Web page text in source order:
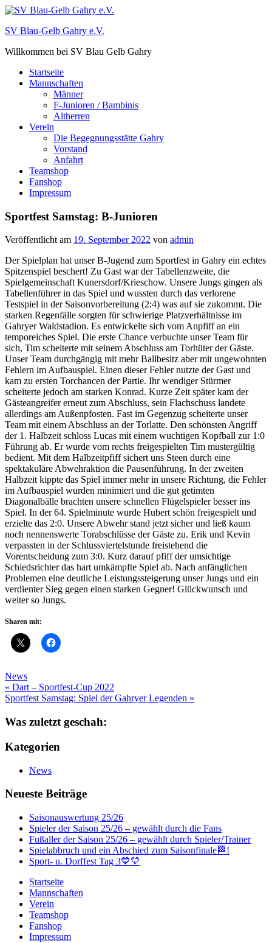
Zum
springen
SV Blau-Gelb Gahry e.V.
Willkommen bei SV Blau Gelb Gahry
Startseite
Mannschaften
Männer
F-Junioren / Bambinis
Altherren
Verein
Die Begegnungsstätte Gahry
Vorstand
Anfahrt
Teamshop
Fanshop
Impressum
Sportfest Samstag: B-Junioren
Veröffentlicht am 19. September 2022 von admin
Der Spielplan hat unser B-Jugend zum Sportfest in Gahry ein echtes
Spitzenspiel beschert! Zu Gast war der Tabellenzweite, die
Spielgemeinschaft Kunersdorf/Krieschow. Unsere Jungs gingen als
Tabellenführer in das Spiel und wussten durch das verlorene
Testspiel in der Saisonvorbereitung (2:4) was auf sie zukommt. Die
starken Regenfälle sorgten für schwierige Platzverhältnisse im
Gahryer Waldstadion. Es entwickelte sich vom Anpfiff an ein
temporeiches Spiel. Die erste Chance verbuchte unser Team für
sich, Tim scheiterte mit seinem Abschluss am Torhüter der Gäste.
Unser Team durchgängig mit mehr Ballbesitz aber mit ungewohnten
Fehlern im Aufbauspiel. Einen dieser Fehler nutzte der Gast und
kam zu ersten Torchancen der Partie. Ihr wendiger Stürmer
scheiterte jedoch am starken Konrad. Kurze Zeit später kam der
Gästeangreifer erneut zum Abschluss, sein Flachschuss landete
allerdings am Außenpfosten. Fast im Gegenzug scheiterte unser
Team mit einem Abschluss an der Torlatte. Den schönsten Angriff
der 1. Halbzeit schloss Lucas mit einem wuchtigen Kopfball zur 1:0
Führung ab. Er wurde vom rechts freigespielten Tim mustergültig
bedient. Mit dem Halbzeitpfiff sichert uns Steen durch eine
spektakuläre Abwehraktion die Pausenführung. In der zweiten
Halbzeit kippte das Spiel immer mehr in unsere Richtung, die Fehler
im Aufbauspiel wurden minimiert und die gut getimten
Diagonalbälle brachten unsere schnellen Flügelspieler besser ins
Spiel. In der 64. Spielminute wurde Hubert schön freigespielt und
erzielte das 2:0. Unsere Abwehr stand jetzt sicher und ließ kaum
noch nennenswerte Torabschlüsse der Gäste zu. Erik und Kevin
verpassten in der Schlussviertelstunde freistehend die
Vorentscheidung zum 3:0. Kurz darauf pfiff der umsichtige
Schiedsrichter das hart umkämpfte Spiel ab. Nach anfänglichen
Problemen eine deutliche Leistungssteigerung unser Jungs und ein
verdienter Sieg gegen einen starken Gegner! Glückwunsch und
weiter so Jungs.
Sharen mit:
News
Beitragsnavigation
« Dart – Sportfest-Cup 2022
Sportfest Samstag: Spiel der Gahryer Legenden »
Was zuletzt geschah:
Kategorien
News
Neueste Beiträge
Saisonauswertung 25/26
Spieler der Saison 25/26 – gewählt durch die Fans
Fußaller der Saison 25/26 – gewählt durch Spieler/Trainer
Spielabbruch und ein Abschied zum Saisonfinale🏁!
Sport- u. Dorffest Tag 3💙💛
Startseite
Mannschaften
Verein
Teamshop
Fanshop
Impressum